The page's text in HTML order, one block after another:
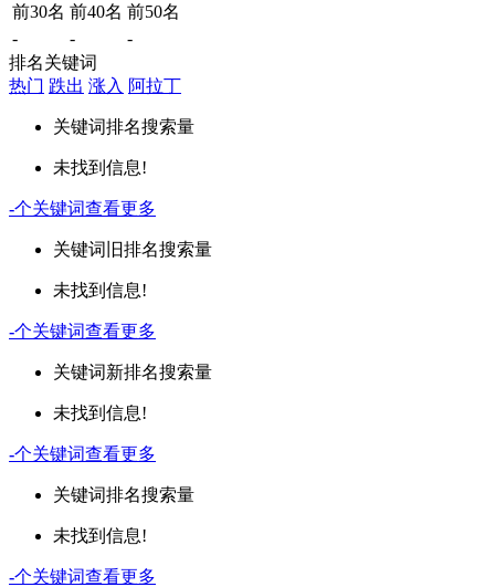
前30名 前40名 前50名
-
-
-
排名关键词
热门 跌出 涨入 阿拉丁
关键词排名搜索量
未找到信息!
-个关键词查看更多
关键词 旧排名搜索量
未找到信息!
-个关键词查看更多
关键词新排名搜索量
未找到信息!
-个关键词查看更多
关键词排名搜索量
未找到信息!
-个关键词查看更多